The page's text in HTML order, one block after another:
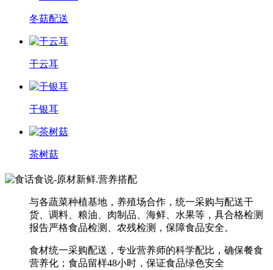
冬菇配送
干云耳
干银耳
茶树菇
与各蔬菜种植基地，养殖场合作，统一采购与配送干
货、调料、粮油、肉制品、海鲜、水果等，具合格检测
报告严格食品检测、农残检测，保障食品安全。
食材统一采购配送，专业营养师的科学配比，确保餐食
营养化；食品留样48小时，保证食品绿色安全